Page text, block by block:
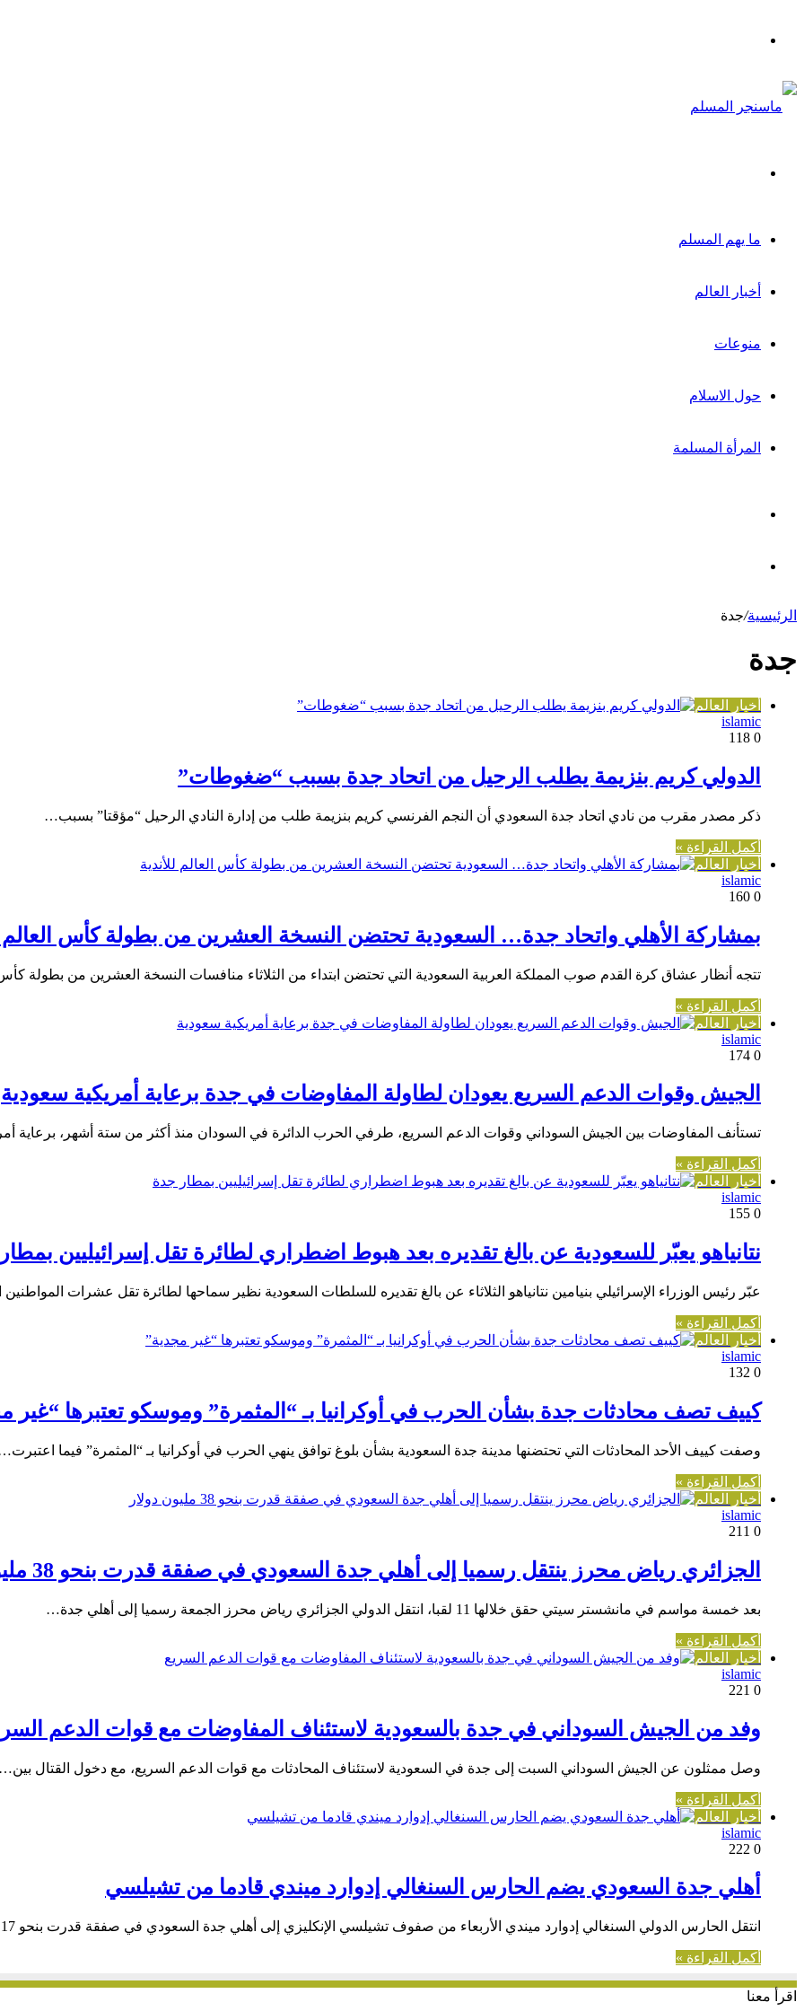
ما يهم المسلم
أخبار العالم
منوعات
حول الاسلام
المرأة المسلمة
عشوائيالرئيسية/جدة
جدة
أخبار العالم
islamic
0
الدولي كريم بنزيمة يطلب الرحيل من اتحاد جدة بسبب “ضغوطات”
ذكر مصدر مقرب من نادي اتحاد جدة السعودي أن النجم الفرنسي كريم بنزيمة طلب من إدارة النادي الرحيل “مؤقتا” بسبب…
أكمل القراءة »
أخبار العالم
islamic
0
بمشاركة الأهلي واتحاد جدة… السعودية تحتضن النسخة العشرين من بطولة كأس العالم
تتجه أنظار عشاق كرة القدم صوب المملكة العربية السعودية التي تحتضن ابتداء من الثلاثاء منافسات النسخة العشرين من بطولة
أكمل القراءة »
أخبار العالم
islamic
0
الجيش وقوات الدعم السريع يعودان لطاولة المفاوضات في جدة برعاية أمريكية سعودية
تستأنف المفاوضات بين الجيش السوداني وقوات الدعم السريع، طرفي الحرب الدائرة في السودان منذ أكثر من ستة أشهر، برعاية
أكمل القراءة »
أخبار العالم
islamic
0
نتانياهو يعبّر للسعودية عن بالغ تقديره بعد هبوط اضطراري لطائرة تقل إسرائيليين
عبّر رئيس الوزراء الإسرائيلي بنيامين نتانياهو الثلاثاء عن بالغ تقديره للسلطات السعودية نظير سماحها لطائرة تقل عشرات المواطنين
أكمل القراءة »
أخبار العالم
islamic
0
كييف تصف محادثات جدة بشأن الحرب في أوكرانيا بـ “المثمرة” وموسكو تعتبرها “غير
وصفت كييف الأحد المحادثات التي تحتضنها مدينة جدة السعودية بشأن بلوغ توافق ينهي الحرب في أوكرانيا بـ “المثمرة” فيما
أكمل القراءة »
أخبار العالم
islamic
0
الجزائري رياض محرز ينتقل رسميا إلى أهلي جدة السعودي في صفقة قدرت بنحو 38 مليون دولار
بعد خمسة مواسم في مانشستر سيتي حقق خلالها 11 لقبا، انتقل الدولي الجزائري رياض محرز الجمعة رسميا إلى أهلي جدة…
أكمل القراءة »
أخبار العالم
islamic
0
وفد من الجيش السوداني في جدة بالسعودية لاستئناف المفاوضات مع قوات الدعم
وصل ممثلون عن الجيش السوداني السبت إلى جدة في السعودية لاستئناف المحادثات مع قوات الدعم السريع، مع دخول القتال
أكمل القراءة »
أخبار العالم
islamic
0
أهلي جدة السعودي يضم الحارس السنغالي إدوارد ميندي قادما من تشيلسي
انتقل الحارس الدولي السنغالي إدوارد ميندي الأربعاء من صفوف تشيلسي الإنكليزي إلى أهلي جدة السعودي في صفقة قدرت بنحو 17…
أكمل القراءة »
اقرأ معنا